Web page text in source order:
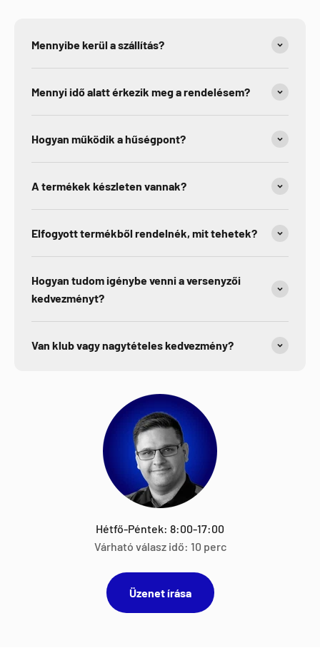
Mennyibe kerül a szállítás?
Mennyi idő alatt érkezik meg a rendelésem?
Hogyan működik a hűségpont?
A termékek készleten vannak?
Elfogyott termékből rendelnék, mit tehetek?
Hogyan tudom igénybe venni a versenyzői
kedvezményt?
Van klub vagy nagytételes kedvezmény?
Hétfő-Péntek: 8:00-17:00
Várható válasz idő: 10 perc
Üzenet írása